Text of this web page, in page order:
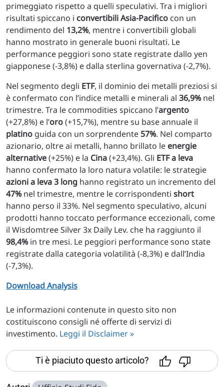
primeggiato rispetto a quelli speculativi. Tra i migliori
risultati spiccano i convertibili Asia-Pacifico con un
rendimento del 13,2%, mentre i convertibili globali
hanno mostrato in generale buoni risultati. Le
performance peggiori sono state registrate dallo yen
giapponese (-3,8%) e dalla sterlina governativa (-2,7%).
Nel segmento degli ETF, il dominio dei metalli preziosi si
è confermato con l’indice metalli e minerali al 36,9%nel
trimestre. Tra le commodities spiccano l’argento
(+27,8%) e l’oro(+15,7%), mentre su base annuale il
platino guida con un sorprendente 57%. Nel comparto
azionario, oltre ai metalli, hanno brillato le energie
alternative(+25%) e la Cina(+23,4%). Gli ETF a leva
hanno confermato la loro natura volatile: le strategie
azioni a leva 3 long hanno registrato un incremento del
47%nel trimestre, mentre le corrispondenti short
hanno perso il 33%. Nel segmento speculativo, alcuni
prodotti hanno toccato performance eccezionali, come
il Wisdomtree Silver 3x Daily Lev. che ha raggiunto il
98,4%in tre mesi. Le peggiori performance sono state
registrate dalla categoria volatilità (-8,3%) e dall’India
(-7,3%).
DownloadAnalysis
Le informazioni contenute in questo sito non
costituiscono consigli né offerte di servizi di
investimento. Leggi il Disclaimer »
Ti è piaciuto questo articolo?